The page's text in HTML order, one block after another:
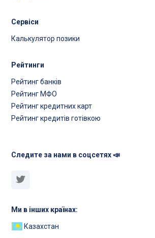
Сервіси
Калькулятор позики
Рейтинги
Рейтинг банків
Рейтинг МФО
Рейтинг кредитних карт
Рейтинг кредитів готівкою
Следите за нами в соцсетях 📣
Ми в інших країнах:
Казахстан